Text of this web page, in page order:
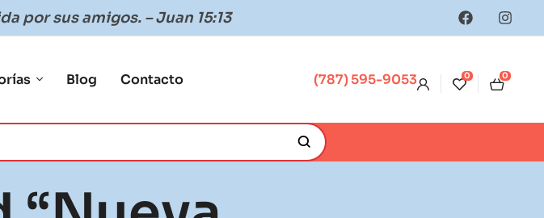
por sus amigos. – Juan 15:13
Blog Contacto (787) 595-9053 0 0